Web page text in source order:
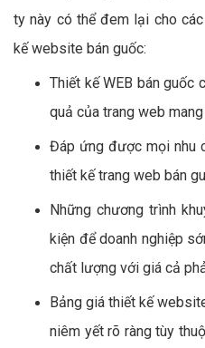
ty này có thể đem lại cho
kế website bán guốc:
Thiết kế WEB bán guốc
quả của trang web
Đáp ứng được mọi nhu
thiết kế trang web bán
Những chương trình
kiện để doanh nghiệp
chất lượng với giá cả
Bảng giá thiết kế
niêm yết rõ ràng tùy